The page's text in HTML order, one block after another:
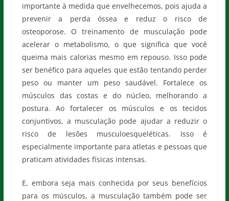
importante à medida que envelhecemos, pois ajuda a
prevenir a perda óssea e reduz o risco de
osteoporose. O treinamento de musculação pode
acelerar o metabolismo, o que significa que você
queima mais calorias mesmo em repouso. Isso pode
ser benéfico para aqueles que estão tentando perder
peso ou manter um peso saudável. Fortalece os
músculos das costas e do núcleo, melhorando a
postura. Ao fortalecer os músculos e os tecidos
conjuntivos, a musculação pode ajudar a reduzir o
risco de lesões musculoesqueléticas. Isso é
especialmente importante para atletas e pessoas que
praticam atividades físicas intensas.
E, embora seja mais conhecida por seus benefícios
para os músculos, a musculação também pode ser